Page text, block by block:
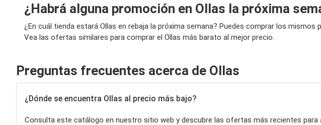
¿Habrá alguna promoción en Ollas la próxima
¿En cuál tienda estará Ollas en rebaja la próxima semana? Puedes comprar los
Vea las ofertas similares para comprar el Ollas más barato al mejor precio.
Preguntas frecuentes acerca de Ollas
¿Dónde se encuentra Ollas al precio más bajo?
Consulta este catálogo en nuestro sitio web y descubre las ofertas más recientes para